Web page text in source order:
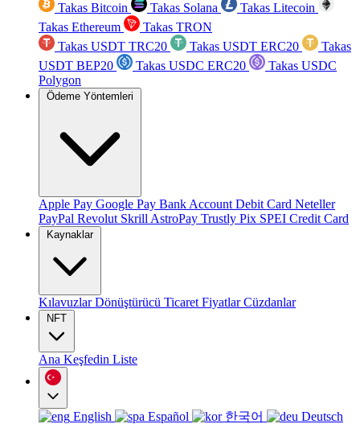
Takas Bitcoin Takas Solana
Takas Litecoin
Takas Ethereum
Takas TRON
Takas USDT TRC20
Takas USDT ERC20
Takas
USDT BEP20
Takas USDC ERC20
Takas USDC
Polygon
Ödeme Yöntemleri
Apple Pay Google Pay Bank Account Debit Card Neteller
PayPal Revolut Skrill AstroPay Trustly Pix SPEI Credit Card
Kaynaklar
KılavuzlarDönüştürücü Ticaret FiyatlarCüzdanlar
NFT
Ana Keşfedin Liste
English Español 한국어
Deutsch